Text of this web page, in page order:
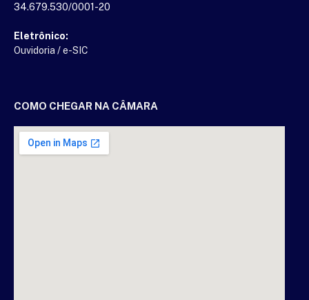
34.679.530/0001-20
Eletrônico:
Ouvidoria /e-SIC
COMO CHEGAR NA CÂMARA